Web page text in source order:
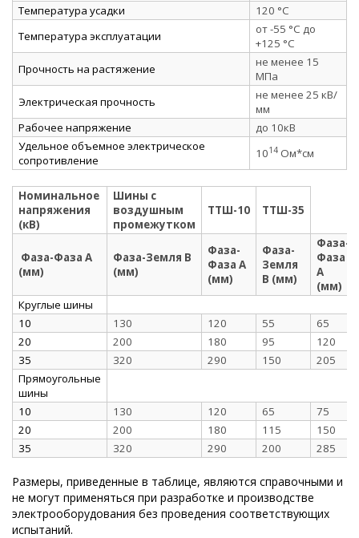
Температура усадки
120 °C
Температура эксплуатации
от -55 °C до
+125 °C
Прочность на растяжение
не менее 15
МПа
Электрическая прочность
не менее 25 кВ/
мм
Рабочее напряжение
до 10кВ
Удельное объемное электрическое
сопротивление
1014 Ом*см
Номинальное
напряжения
(кВ)
Шины с
воздушным
промежутком
ТТШ-10 ТТШ-35
Фаза-Фаза А
(мм)
Фаза-Земля В
(мм)
Фаза-
Фаза А
(мм)
Фаза-
Земля
В (мм)
Фаза-
Фаза
А
(мм)
Круглые шины
10
130 120 55
65
20
200 180 95
120
35
320 290 150
205
Прямоугольные
шины
10
130 120 65
75
20
200 180 115
150
35
320 290 200 285
Размеры, приведенные в таблице, являются справочными и
не могут применяться при разработке и производстве
электрооборудования без проведения соответствующих
испытаний.